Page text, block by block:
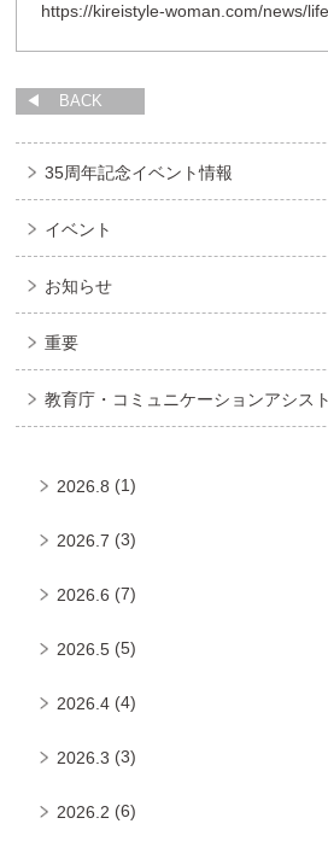
https://kireistyle-woman.com/news/
BACK
35周年記念イベント情報
イベント
お知らせ
重要
教育庁・コミュニケーションアシス
2026.8 (1)
2026.7 (3)
2026.6 (7)
2026.5 (5)
2026.4 (4)
2026.3 (3)
2026.2 (6)